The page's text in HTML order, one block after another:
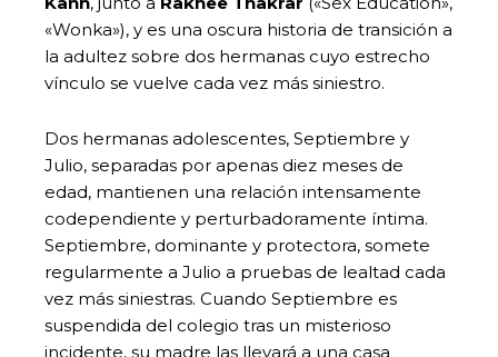
«Wonka»), y es una oscura historia de transición a
la adultez sobre dos hermanas cuyo estrecho
vínculo se vuelve cada vez más siniestro.
Dos hermanas adolescentes, Septiembre y
Julio, separadas por apenas diez meses de
edad, mantienen una relación intensamente
codependiente y perturbadoramente íntima.
Septiembre, dominante y protectora, somete
regularmente a Julio a pruebas de lealtad cada
vez más siniestras. Cuando Septiembre es
suspendida del colegio tras un misterioso
incidente, su madre las llevará a una casa